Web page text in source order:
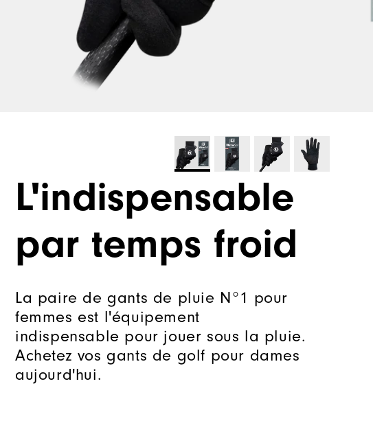
L'indispensable
par temps froid
La paire de gants de pluie N°1 pour
femmes est l'équipement
indispensable pour jouer sous la pluie.
Achetez vos gants de golf pour dames
aujourd'hui.